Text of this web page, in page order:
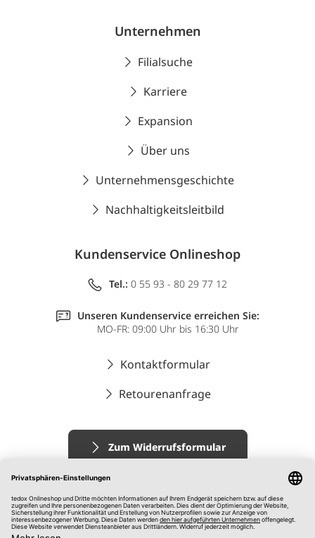
Unternehmen
Filialsuche
Karriere
Expansion
Über uns
Unternehmensgeschichte
Nachhaltigkeitsleitbild
Kundenservice Onlineshop
Tel.: 0 55 93 - 80 29 77 12
Unseren Kundenservice erreichen Sie:
MO-FR: 09:00 Uhr bis 16:30 Uhr
Kontaktformular
Retourenanfrage
Zum Widerrufsformular
Impressum
AGB